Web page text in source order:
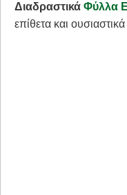
Διαδραστικά Φύλλα
επίθετα και ουσιαστικά